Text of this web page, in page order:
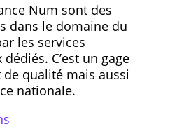
Num sont des
dans le domaine du
les services
C’est un gage
qualité mais aussi
nationale.